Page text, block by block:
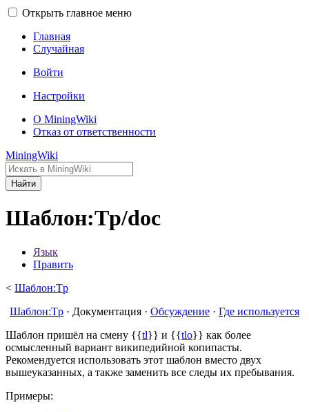
Открыть главное меню
Главная
Случайная
Войти
Настройки
О MiningWiki
Отказ от ответственности
MiningWiki
Найти
Шаблон:Tp/doc
Язык
Править
< Шаблон:Tp
Шаблон:Tp · Документация · Обсуждение · Где используется
Шаблон пришёл на смену {{tl}} и {{tlo}} как более
осмысленный вариант википедийной копипасты.
Рекомендуется использовать этот шаблон вместо двух
вышеуказанных, а также заменить все следы их пребывания.
Примеры: